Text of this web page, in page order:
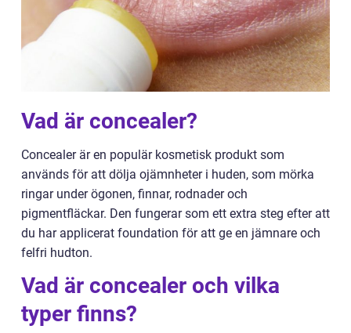
Vad är concealer?
Concealer är en populär kosmetisk produkt som
används för att dölja ojämnheter i huden, som mörka
ringar under ögonen, finnar, rodnader och
pigmentfläckar. Den fungerar som ett extra steg efter att
du har applicerat foundation för att ge en jämnare och
felfri hudton.
Vad är concealer och vilka
typer finns?